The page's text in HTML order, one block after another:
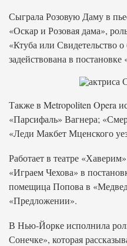
Сыграла Розовую Даму в
«Оскар и Розовая дама»,
«Ктуба или Свидетельство
задействована в постановке
Также в Metropoliten Opera
«Парсифаль» Вагнера;
«Леди Макбет Мценского
Работает в театре
«Играем Чехова» в
помещица Попова в
«Предложении».
В Нью-Йорке исполнила
Сонечке», которая